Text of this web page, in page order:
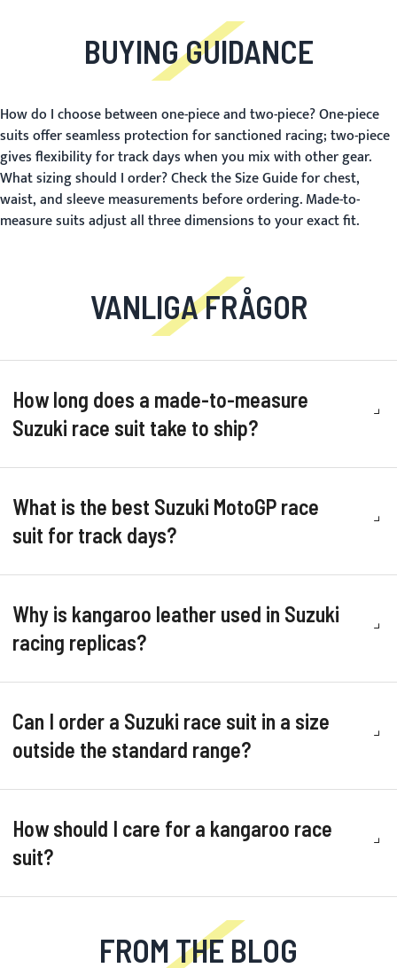
BUYING GUIDANCE
How do I choose between one-piece and two-piece?One-piece
suits offer seamless protection for sanctioned racing; two-piece
gives flexibility for track days when you mix with other gear.
What sizing should I order?Check theSize Guidefor chest,
waist, and sleeve measurements before ordering. Made-to-
measure suits adjust all three dimensions to your exact fit.
VANLIGA FRÅGOR
How long does a made-to-measure
Suzuki race suit take to ship?
What is the best Suzuki MotoGP race
suit for track days?
Why is kangaroo leather used in Suzuki
racing replicas?
Can I order a Suzuki race suit in a size
outside the standard range?
How should I care for a kangaroo race
suit?
FROM THE BLOG